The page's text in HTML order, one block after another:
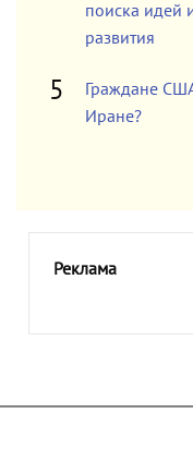
поиска идей
развития
Граждане
Иране?
Реклама